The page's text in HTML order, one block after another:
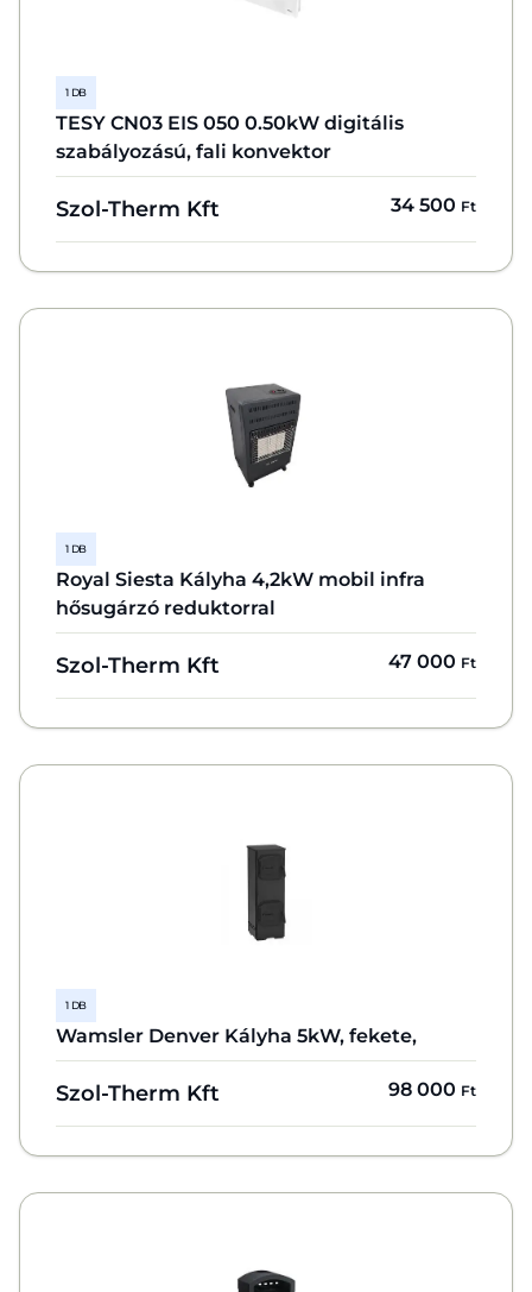
1 DB
TESY CN03 EIS 050 0.50kW digitális
szabályozású, fali konvektor
Szol-Therm Kft 34 500 Ft
1 DB
Royal Siesta Kályha 4,2kW mobil infra
hősugárzó reduktorral
Szol-Therm Kft 47 000 Ft
1 DB
Wamsler Denver Kályha 5kW, fekete,
Szol-Therm Kft 98 000 Ft